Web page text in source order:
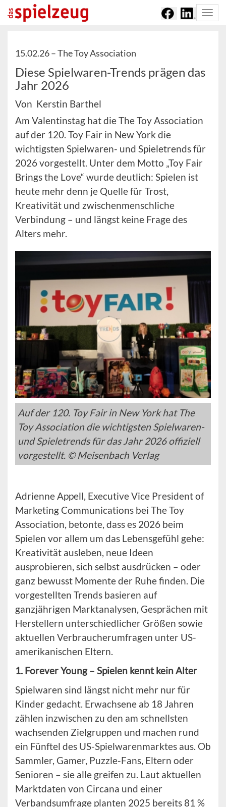
15.02.26 –The Toy Association
Diese Spielwaren-Trends prägen das
Jahr 2026
Von Kerstin Barthel
Am Valentinstag hat die The Toy Association
auf der 120. Toy Fair in New York die
wichtigsten Spielwaren- und Spieletrends für
2026 vorgestellt. Unter dem Motto „Toy Fair
Brings the Love“ wurde deutlich: Spielen ist
heute mehr denn je Quelle für Trost,
Kreativität und zwischenmenschliche
Verbindung – und längst keine Frage des
Alters mehr.
Auf der 120. Toy Fair in New York hat The
Toy Association die wichtigsten Spielwaren-
und Spieletrends für das Jahr 2026 offiziell
vorgestellt. © Meisenbach Verlag
Adrienne Appell, Executive Vice President of
Marketing Communications bei The Toy
Association, betonte, dass es 2026 beim
Spielen vor allem um das Lebensgefühl gehe:
Kreativität ausleben, neue Ideen
ausprobieren, sich selbst ausdrücken – oder
ganz bewusst Momente der Ruhe finden. Die
vorgestellten Trends basieren auf
ganzjährigen Marktanalysen, Gesprächen mit
Herstellern unterschiedlicher Größen sowie
aktuellen Verbraucherumfragen unter US-
amerikanischen Eltern.
1. Forever Young – Spielen kennt kein Alter
Spielwaren sind längst nicht mehr nur für
Kinder gedacht. Erwachsene ab 18 Jahren
zählen inzwischen zu den am schnellsten
wachsenden Zielgruppen und machen rund
ein Fünftel des US-Spielwarenmarktes aus. Ob
Sammler, Gamer, Puzzle-Fans, Eltern oder
Senioren – sie alle greifen zu. Laut aktuellen
Marktdaten von Circana und einer
Verbandsumfrage planten 2025 bereits 81 %